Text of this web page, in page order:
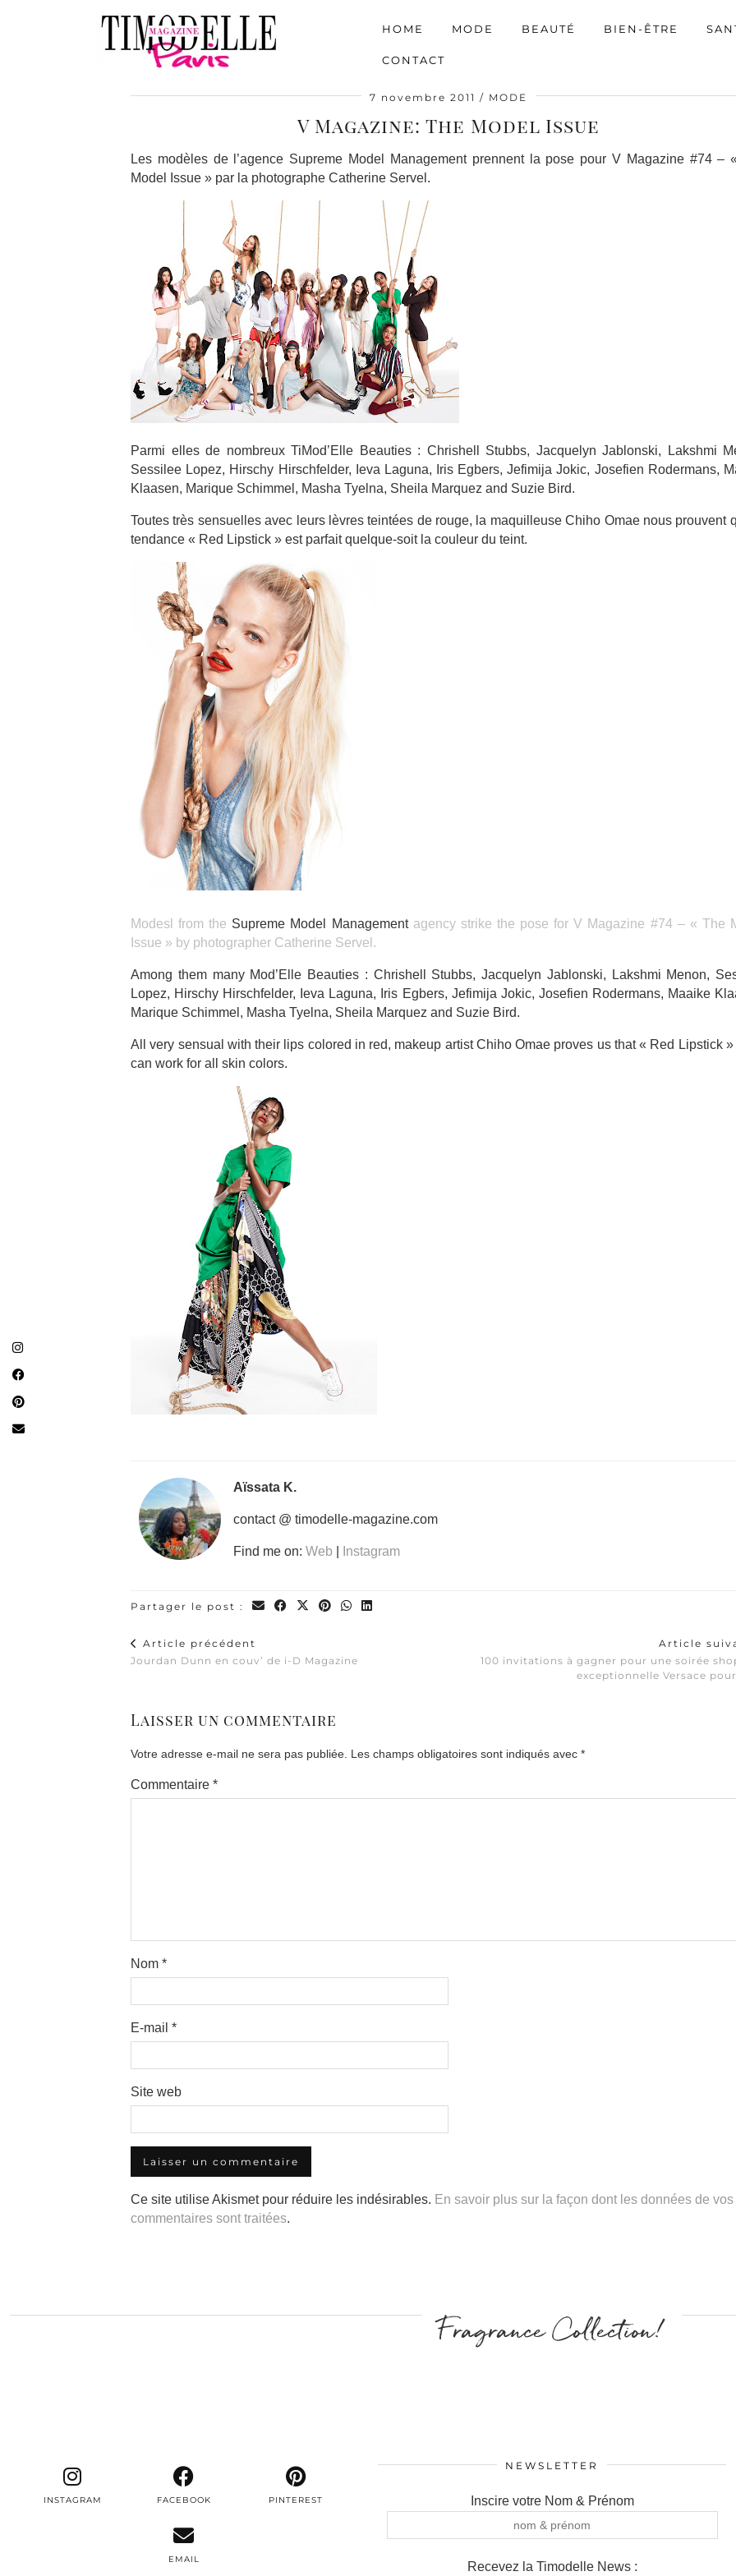
HOME MODE BEAUTÉ BIEN-ÊTRE
CONTACT
7 novembre 2011 MODE
V Magazine: The Model Issue
Les modèles de l’agence Supreme Model Management prennent la pose pour V Magazine #74 –
Model Issue » par la photographe Catherine Servel.
Parmi elles de nombreux TiMod’Elle Beauties : Chrishell Stubbs, Jacquelyn Jablonski, Lakshmi
Sessilee Lopez, Hirschy Hirschfelder, Ieva Laguna, Iris Egbers, Jefimija Jokic, Josefien Rodermans,
Klaasen, Marique Schimmel, Masha Tyelna, Sheila Marquez and Suzie Bird.
Toutes très sensuelles avec leurs lèvres teintées de rouge, la maquilleuse Chiho Omae nous prouvent
tendance « Red Lipstick » est parfait quelque-soit la couleur du teint.
Modesl from the Supreme Model Managementagency strike the pose for V Magazine #74 – « The
Issue » by photographer Catherine Servel.
Among them many Mod’Elle Beauties : Chrishell Stubbs, Jacquelyn Jablonski, Lakshmi Menon,
Lopez, Hirschy Hirschfelder, Ieva Laguna, Iris Egbers, Jefimija Jokic, Josefien Rodermans, Maaike
Marique Schimmel, Masha Tyelna, Sheila Marquez and Suzie Bird.
All very sensual with their lips colored in red, makeup artist Chiho Omae proves us that « Red Lipstick »
can work for all skin colors.
Aïssata K.
contact @ timodelle-magazine.com
Find me on: Web Instagram
Partager le post :
Article précédent
Jourdan Dunn en couv’ de i-D Magazine
Article
100 invitations à gagner pour une soirée
exceptionnelle Versace
Laisser un commentaire
Votre adresse e-mail ne sera pas publiée. Les champs obligatoires sont indiqués avec *
Commentaire *
Nom *
E-mail *
Site web
Ce site utilise Akismet pour réduire les indésirables. En savoir plus sur la façon dont les données de vos
commentaires sont traitées.
Fragrance Collection!
INSTAGRAM FACEBOOK PINTEREST
EMAIL
NEWSLETTER
Inscire votre Nom & Prénom
Recevez la Timodelle News :